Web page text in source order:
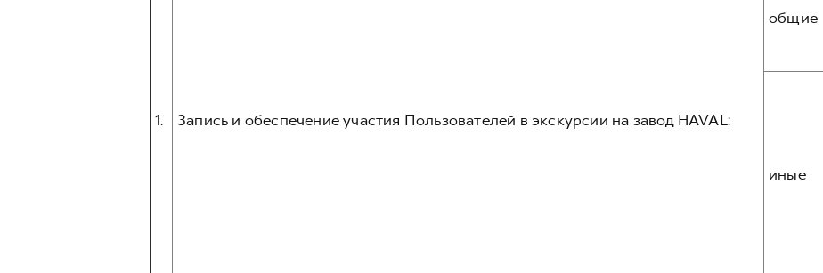
1. Запись и обеспечение участия Пользователей в экскурсии на завод HAVAL:
общие
иные